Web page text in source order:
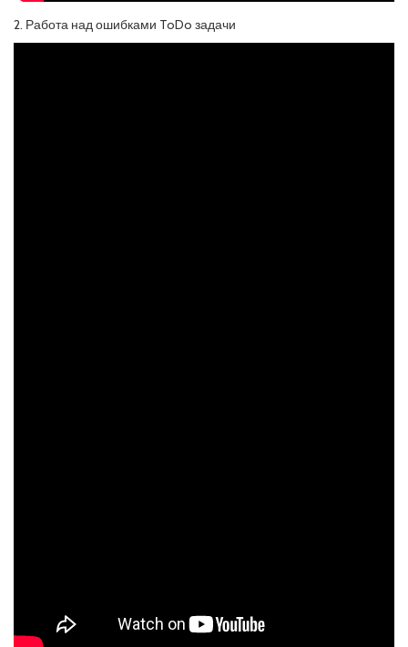
2. Работа над ошибками ToDo задачи